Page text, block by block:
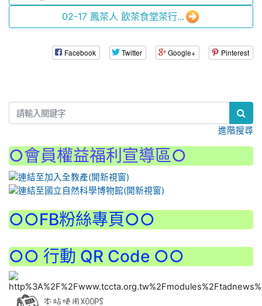
02-17 鳳茶人 飲茶食堂茶行...
Facebook Twitter Google+ Pinterest
進階搜尋
○會員權益福利宣導區○
○○FB粉絲專頁○○
○○ 行動 QR Code ○○